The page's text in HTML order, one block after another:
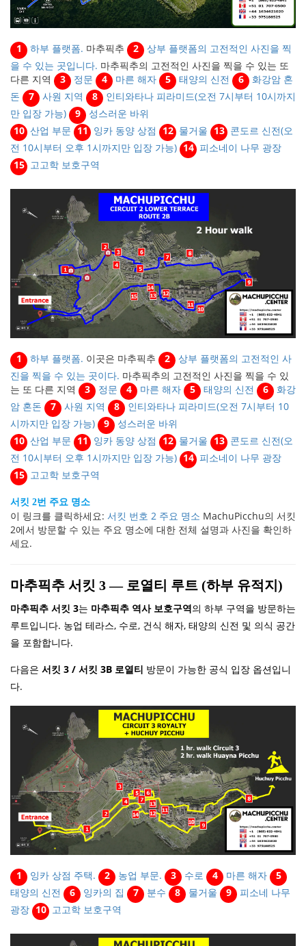
1 하부 플랫폼. 마추픽추 2
상부 플랫폼의 고전적인 사진을 찍
을 수 있는 곳입니다. 마추픽추의 고전적인 사진을 찍을 수 있는 또
다른 지역
3 정문 4 마른 해자 5 태양의 신전 6
화강암 혼
돈
7 사원 지역 8
인티와타나 피라미드(오전 7시부터 10시까지
만 입장 가능)
9
성스러운 바위
10 산업 부문 11 잉카 동양 상점 12 물거울 13 콘도르 신전(오
전 10시부터 오후 1시까지만 입장 가능) 14 피소네이 나무 광장
15 고고학 보호구역
1 하부 플랫폼. 이곳은 마추픽추 2
상부 플랫폼의 고전적인 사
진을 찍을 수 있는 곳이다. 마추픽추의 고전적인 사진을 찍을 수 있
는 또 다른 지역
3 정문 4 마른 해자 5 태양의 신전 6
화강
암 혼돈
7 사원 지역 8
인티와타나 피라미드(오전 7시부터 10
시까지만 입장 가능)
9
성스러운 바위
10 산업 부문 11 잉카 동양 상점 12 물거울 13 콘도르 신전(오
전 10시부터 오후 1시까지만 입장 가능) 14 피소네이 나무 광장
15 고고학 보호구역
서킷 2번 주요 명소
이 링크를 클릭하세요: 서킷 번호 2 주요 명소 MachuPicchu의 서킷
2에서 방문할 수 있는 주요 명소에 대한 전체 설명과 사진을 확인하
세요.
마추픽추 서킷 3 — 로열티 루트 (하부 유적지)
마추픽추 서킷 3는 마추픽추 역사 보호구역의 하부 구역을 방문하는
루트입니다. 농업 테라스, 수로, 건식 해자, 태양의 신전 및 의식 공간
을 포함합니다.
다음은 서킷 3 / 서킷 3B 로열티 방문이 가능한 공식 입장 옵션입니
다.
1 잉카 상점 주택. 2 농업 부문. 3 수로 4 마른 해자
5
태양의 신전
6 잉카의 집 7 분수 8 물거울 9
피소네 나무
광장 10 고고학 보호구역